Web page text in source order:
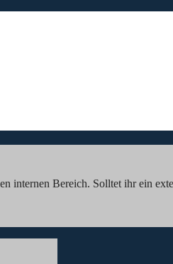
internen Bereich. Solltet ihr ein